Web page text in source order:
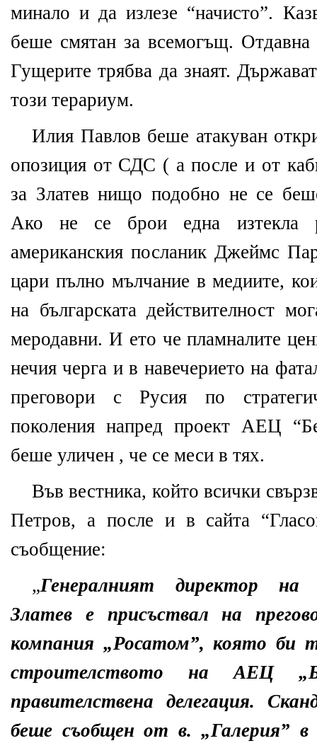
минало и да излезе “начисто”.
беше смятан за всемогъщ.
Гущерите трябва да знаят.
този терариум.
Илия Павлов беше атакуван
опозиция от СДС ( а после и от
за Златев нищо подобно не се
Ако не се брои една изтекла
американския посланик Джеймс
цари пълно мълчание в медиите,
на българската действителност
меродавни. И ето че пламналите
нечия черга и в навечерието на
преговори с Русия по
поколения напред проект АЕЦ
беше уличен , че се меси в тях.
Във вестника, който всички
Петров, а после и в сайта
съобщение:
„Генералният директор
Златев е присъствал на
компания „Росатом”, която би
строителството на АЕЦ
правителствена делегация.
беше съобщен от в. „Галерия” в